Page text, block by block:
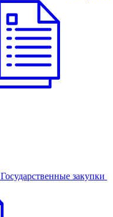
Государственные закупки